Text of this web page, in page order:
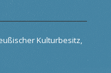
Kulturbesitz,